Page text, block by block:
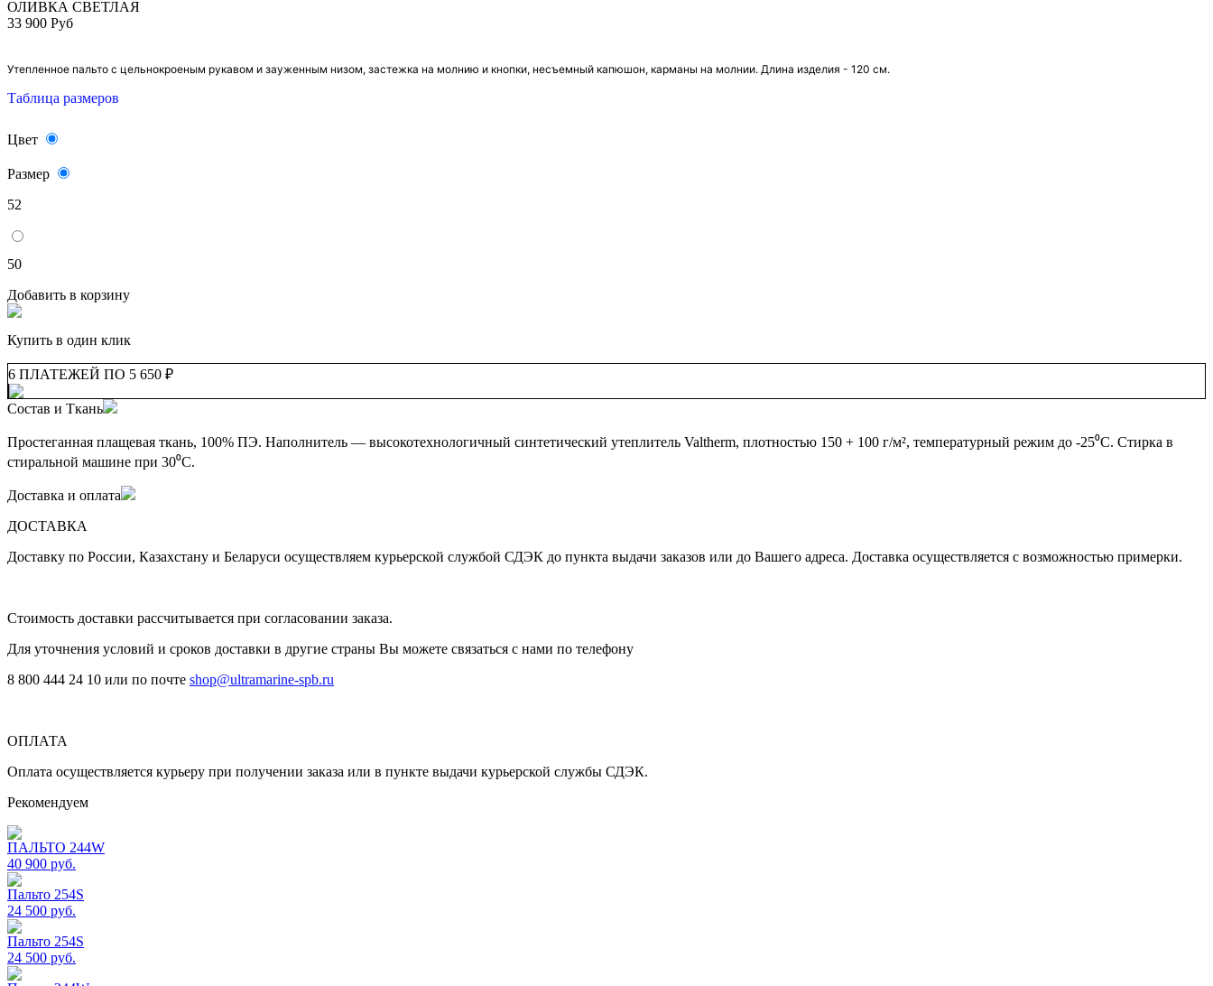
ОЛИВКА СВЕТЛАЯ
33 900 Руб
Утепленное пальто с цельнокроеным рукавом и зауженным низом, застежка на молнию и кнопки, несъемный капюшон, карманы на молнии. Длина изделия - 120 см.
Таблица размеров
Цвет
Размер
52
50
Добавить в корзину
Купить в один клик
6 ПЛАТЕЖЕЙ ПО 5 650 ₽
Состав и Ткань
Простеганная плащевая ткань, 100% ПЭ. Наполнитель — высокотехнологичный синтетический утеплитель Valtherm, плотностью 150 + 100 г/м², температурный режим до -25⁰С. Стирка в
стиральной машине при 30⁰С.
Доставка и оплата
ДОСТАВКА
Доставку по России, Казахстану и Беларуси осуществляем курьерской службой СДЭК до пункта выдачи заказов или до Вашего адреса. Доставка осуществляется с возможностью примерки.
Стоимость доставки рассчитывается при согласовании заказа.
Для уточнения условий и сроков доставки в другие страны Вы можете связаться с нами по телефону
8 800 444 24 10 или по почте shop@ultramarine-spb.ru
ОПЛАТА
Оплата осуществляется курьеру при получении заказа или в пункте выдачи курьерской службы СДЭК.
Рекомендуем
ПАЛЬТО 244W
40 900 руб.
Пальто 254S
24 500 руб.
Пальто 254S
24 500 руб.